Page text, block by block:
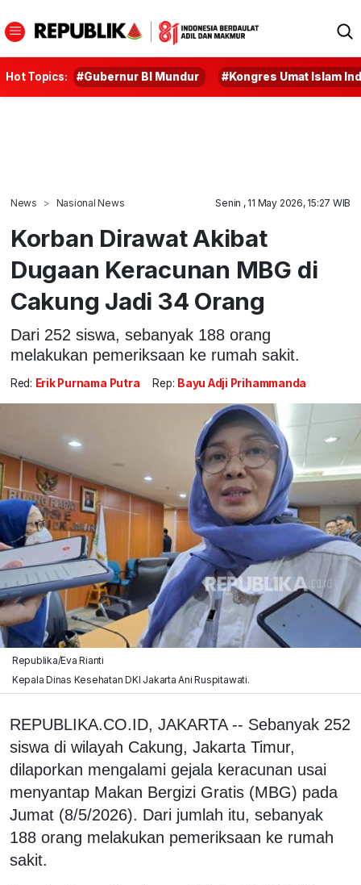
Hot Topics: #Gubernur BI Mundur #Kongres Umat Islam
News Nasional News Senin , 11 May 2026, 15:27 WIB
Korban Dirawat Akibat
Dugaan Keracunan MBG di
Cakung Jadi 34 Orang
Dari 252 siswa, sebanyak 188 orang
melakukan pemeriksaan ke rumah sakit.
Red: Erik Purnama Putra Rep: Bayu Adji Prihammanda
Republika/Eva Rianti
Kepala Dinas Kesehatan DKI Jakarta Ani Ruspitawati.
REPUBLIKA.CO.ID, JAKARTA -- Sebanyak 252
siswa di wilayah Cakung, Jakarta Timur,
dilaporkan mengalami gejala keracunan usai
menyantap Makan Bergizi Gratis (MBG) pada
Jumat (8/5/2026). Dari jumlah itu, sebanyak
188 orang melakukan pemeriksaan ke rumah
sakit.